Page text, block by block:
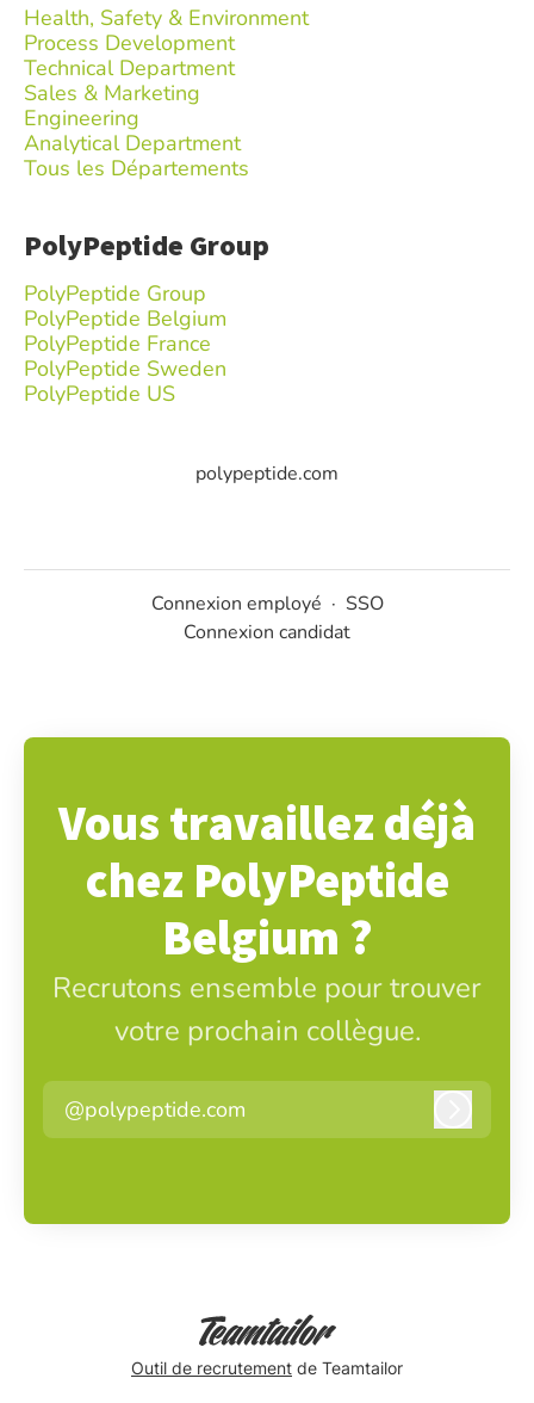
Health, Safety & Environment
Process Development
Technical Department
Sales & Marketing
Engineering
Analytical Department
Tous les Départements
PolyPeptide Group
PolyPeptide Group
PolyPeptide Belgium
PolyPeptide France
PolyPeptide Sweden
PolyPeptide US
polypeptide.com
Connexion employé · SSO
Connexion candidat
Vous travaillez déjà
chez PolyPeptide
Belgium ?
Recrutons ensemble pour trouver
votre prochain collègue.
@polypeptide.com
Outil de recrutement de Teamtailor